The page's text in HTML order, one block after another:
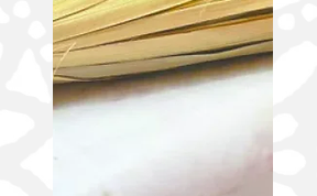
dignas y adecuadas para vivir